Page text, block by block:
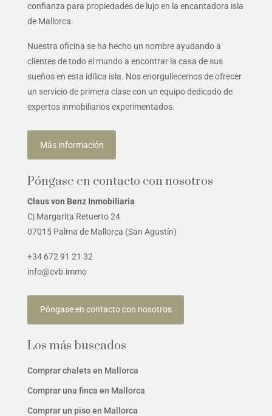
confianza para propiedades de lujo en la encantadora isla
de Mallorca.
Nuestra oficina se ha hecho un nombre ayudando a
clientes de todo el mundo a encontrar la casa de sus
sueños en esta idílica isla. Nos enorgullecemos de ofrecer
un servicio de primera clase con un equipo dedicado de
expertos inmobiliarios experimentados.
Más información
Póngase en contacto con nosotros
Claus von Benz Inmobiliaria
C| Margarita Retuerto 24
07015 Palma de Mallorca (San Agustín)
+34 672 91 21 32
info@cvb.immo
Póngase en contacto con nosotros
Los más buscados
Comprar chalets en Mallorca
Comprar una finca en Mallorca
Comprar un piso en Mallorca